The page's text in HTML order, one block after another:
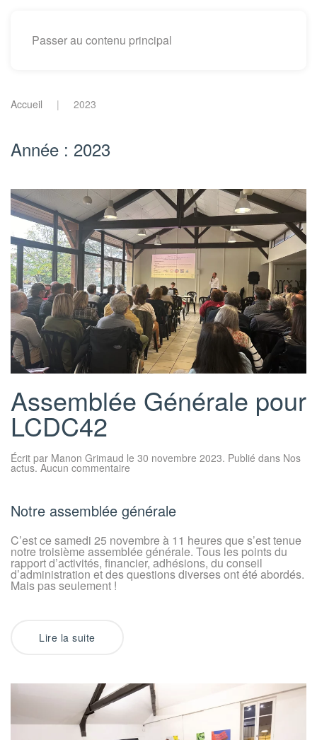
Passer au contenu principal
Accueil 2023
Année : 2023
Assemblée Générale pour
LCDC42
Écrit par Manon Grimaud le 30 novembre 2023. Publié dans Nos
actus. Aucun commentaire
LCDC42
Notre assemblée générale
C’est ce samedi 25 novembre à 11 heures que s’est tenue
notre troisième assemblée générale. Tous les points du
rapport d’activités, financier, adhésions, du conseil
d’administration et des questions diverses ont été abordés.
Mais pas seulement !
Lire la suite